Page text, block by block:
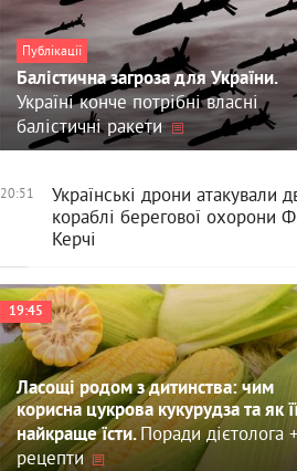
Публікації
Балістична загроза для України.
Україні конче потрібні власні
балістичні ракети
20:51
Українські дрони атакували
кораблі берегової охорони
Керчі
19:45
Ласощі родом з дитинства: чим
корисна цукрова кукурудза та як
найкраще їсти.Поради дієтолога +
рецепти